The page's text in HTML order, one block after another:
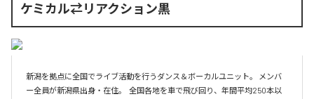
ケミカル⇄リアクション黒
新潟を拠点に全国でライブ活動を行うダンス＆ボーカルユニット。 メンバ
ー全員が新潟県出身・在住。  全国各地を車で飛び回り、年間平均250本以